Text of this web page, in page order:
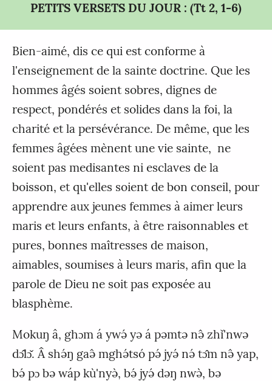
PETITS VERSETS DU JOUR : (Tt 2, 1-6)
Bien-aimé, dis ce qui est conforme à
l'enseignement de la sainte doctrine. Que les
hommes âgés soient sobres, dignes de
respect, pondérés et solides dans la foi, la
charité et la persévérance. De même, que les
femmes âgées mènent une vie sainte, ne
soient pas medisantes ni esclaves de la
boisson, et qu'elles soient de bon conseil, pour
apprendre aux jeunes femmes à aimer leurs
maris et leurs enfants, à être raisonnables et
pures, bonnes maîtresses de maison,
aimables, soumises à leurs maris, afin que la
parole de Dieu ne soit pas exposée au
blasphème.
Mokuŋ â, ghɔm á ywə́ yə á pəmtə nə̂ zhǐ'nwə
dɔ̂lɔ̌. Â shə́ŋ gaə̂ mghə́tsó pə́ jyə́ nə́ tɔ̂m nə̂ yap,
bə́ pɔ bə wáp kù'nyə̀, bə́ jyə́ dəŋ nwə̀, bə